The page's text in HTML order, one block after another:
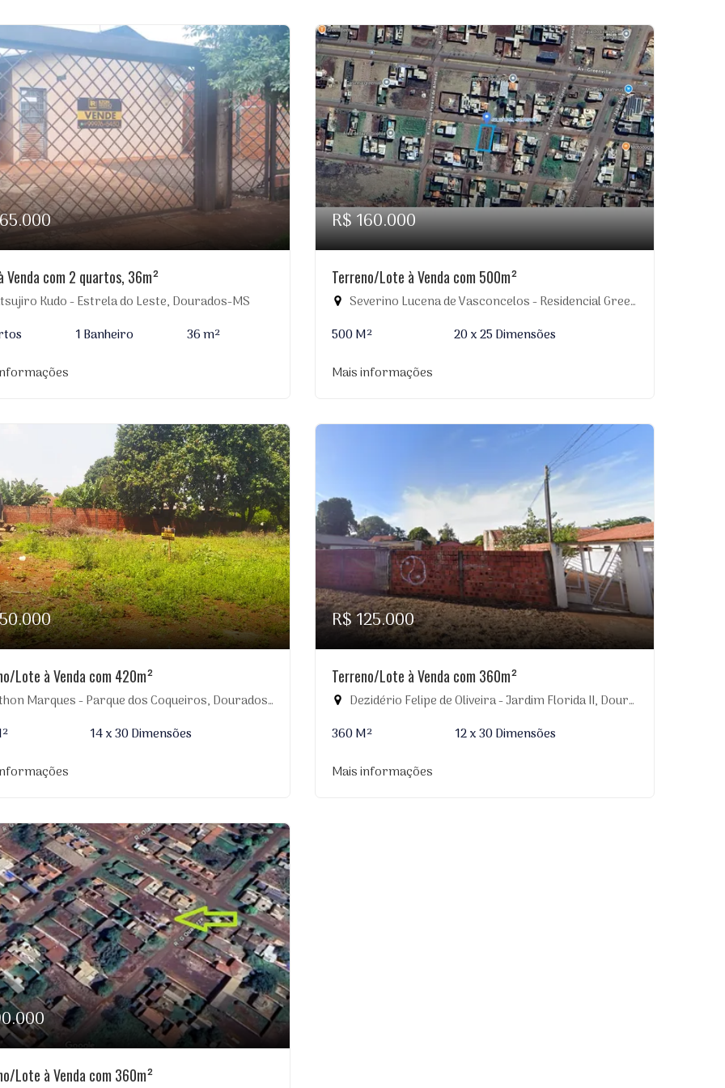
Venda com 2 quartos, 36m²
Kudo - Estrela do Leste, Dourados-MS
1 Banheiro
36 m²
R$ 160.000
Terreno/Lote à Venda com 500m²
Severino Lucena de Vasconcelos - Residencial Greenville, Dourados-MS
500 M²
20 x 25 Dimensões
Mais informações
Lote à Venda com 420m²
Marques - Parque dos Coqueiros, Dourados-MS
14 x 30 Dimensões
R$ 125.000
Terreno/Lote à Venda com 360m²
Dezidério Felipe de Oliveira - Jardim Florida II, Dourados-MS
360 M²
12 x 30 Dimensões
Mais informações
Lote à Venda com 360m²